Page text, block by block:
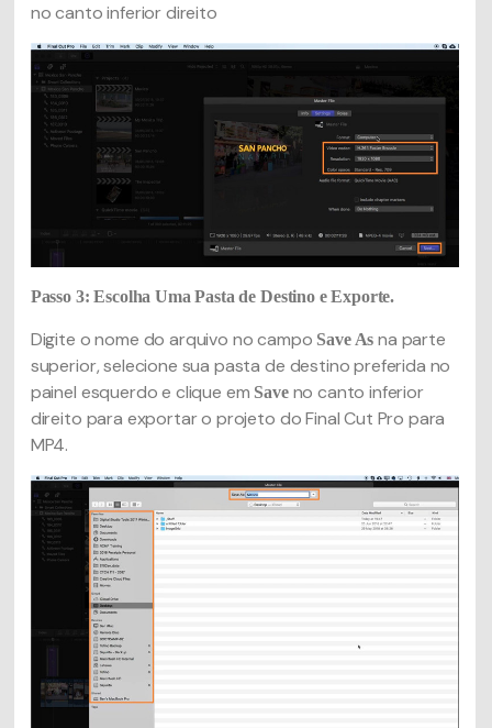
no canto inferior direito
Passo 3: Escolha Uma Pasta de Destino e Exporte.
Digite o nome do arquivo no campo Save As na parte
superior, selecione sua pasta de destino preferida no
painel esquerdo e clique em Saveno canto inferior
direito para exportar o projeto do Final Cut Pro para
MP4.